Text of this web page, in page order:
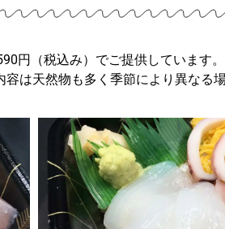
円（税込み）でご提供しています
容は天然物も多く季節により異なる